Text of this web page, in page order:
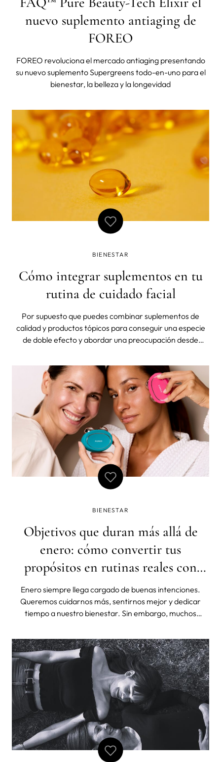
nuevo suplemento antiaging de
FOREO
FOREO revoluciona el mercado antiaging presentando
su nuevo suplemento Supergreens todo-en-uno para el
bienestar, la belleza y la longevidad
BIENESTAR
Cómo integrar suplementos en tu
rutina de cuidado facial
Por supuesto que puedes combinar suplementos de
calidad y productos tópicos para conseguir una especie
de doble efecto y abordar una preocupación desde
resultado final sea mucho mayor que la suma de sus
partes.
BIENESTAR
Objetivos que duran más allá de
enero: cómo convertir tus
propósitos en rutinas reales con
FOREO
Enero siempre llega cargado de buenas intenciones.
Queremos cuidarnos más, sentirnos mejor y dedicar
tiempo a nuestro bienestar. Sin embargo, muchos